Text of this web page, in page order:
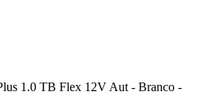
1.0 TB Flex 12V Aut - Branco -